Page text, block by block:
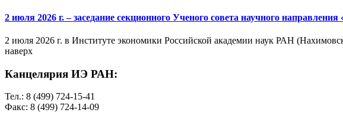
2 июля 2026 г. – заседание секционного Ученого совета научного
2 июля 2026 г. в Институте экономики Российской академии наук РАН
наверх
Канцелярия ИЭ РАН:
Тел.: 8 (499) 724-15-41
Факс: 8 (499) 724-14-09